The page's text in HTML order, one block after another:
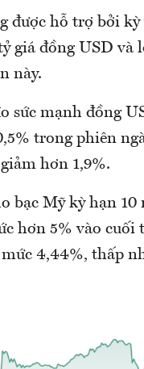
được hỗ trợ bởi
giá đồng USD
này.
sức mạnh đồng
trong phiên
hơn 1,9%.
bạc Mỹ kỳ hạn
hơn 5% vào
4,44%, thấp